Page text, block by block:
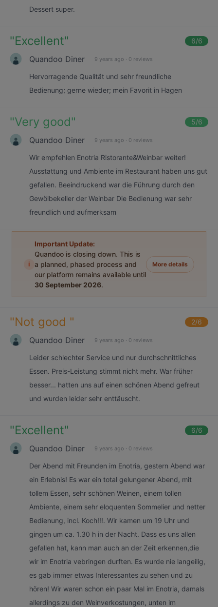
Dessert super.
"Excellent" 6/6
Quandoo Diner 9 years ago · 0 reviews
Hervorragende Qualität und sehr freundliche
Bedienung; gerne wieder; mein Favorit in Hagen
"Very good" 5/6
Quandoo Diner 9 years ago · 0 reviews
Wir empfehlen Enotria Ristorante&Weinbar weiter!
Ausstattung und Ambiente im Restaurant haben uns gut
gefallen. Beeindruckend war die Führung durch den
Gewölbekeller der Weinbar Die Bedienung war sehr
freundlich und aufmerksam
i
Important Update:
Quandoo is closing down. This is
a planned, phased process and
our platform remains available until
30 September 2026.
More details
"Not good " 2/6
Quandoo Diner 9 years ago · 0 reviews
Leider schlechter Service und nur durchschnittliches
Essen. Preis-Leistung stimmt nicht mehr. War früher
besser... hatten uns auf einen schönen Abend gefreut
und wurden leider sehr enttäuscht.
"Excellent" 6/6
Quandoo Diner 9 years ago · 0 reviews
Der Abend mit Freunden im Enotria, gestern Abend war
ein Erlebnis! Es war ein total gelungener Abend, mit
tollem Essen, sehr schönen Weinen, einem tollen
Ambiente, einem sehr eloquenten Sommelier und netter
Bedienung, incl. Koch!!!. Wir kamen um 19 Uhr und
gingen um ca. 1.30 h in der Nacht. Dass es uns allen
gefallen hat, kann man auch an der Zeit erkennen,die
wir im Enotria vebringen durften. Es wurde nie langeilig,
es gab immer etwas Interessantes zu sehen und zu
hören! Wir waren schon ein paar Mal im Enotria, damals
allerdings zu den Weinverkostungen, unten im